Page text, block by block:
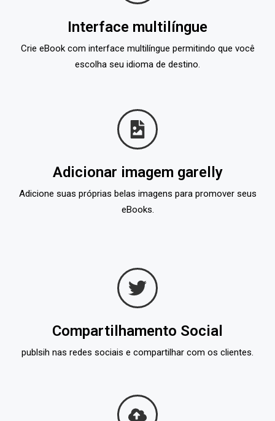
Interface multilíngue
Crie eBook com interface multilíngue permitindo que você
escolha seu idioma de destino.
Adicionar imagem garelly
Adicione suas próprias belas imagens para promover seus
eBooks.
Compartilhamento Social
publsih nas redes sociais e compartilhar com os clientes.